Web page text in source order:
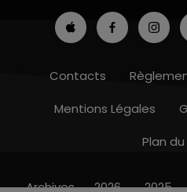
Contacts
Mentions Légales
Plan
Archives 2026 2025